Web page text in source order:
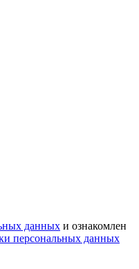
данных и ознакомлен
персональных данных